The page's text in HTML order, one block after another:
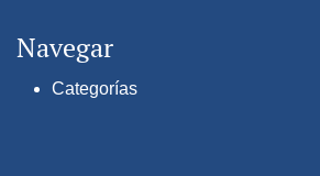
Navegar
Categorías